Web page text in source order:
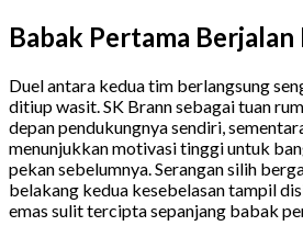
Babak Pertama
Duel antara kedua tim berlangsung
ditiup wasit. SK Brann sebagai tuan
depan pendukungnya sendiri,
menunjukkan motivasi tinggi untuk
pekan sebelumnya. Serangan silih
belakang kedua kesebelasan tampil
emas sulit tercipta sepanjang babak